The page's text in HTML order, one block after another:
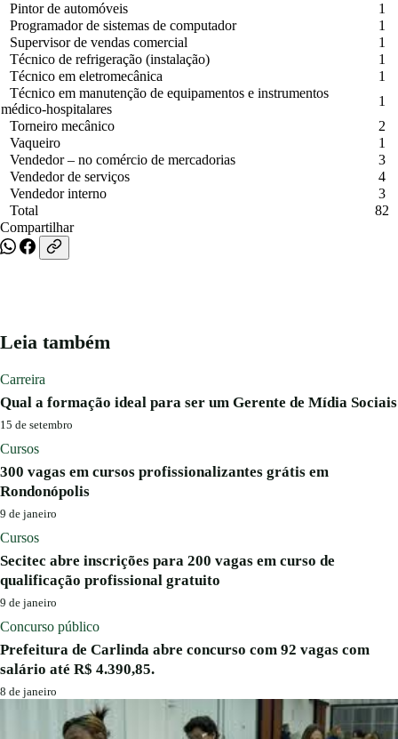
Pintor de automóveis
1
Programador de sistemas de computador
1
Supervisor de vendas comercial
1
Técnico de refrigeração (instalação)
1
Técnico em eletromecânica
1
Técnico em manutenção de equipamentos e instrumentos
médico-hospitalares
1
Torneiro mecânico
2
Vaqueiro
1
Vendedor – no comércio de mercadorias
3
Vendedor de serviços
4
Vendedor interno
3
Total
82
Compartilhar
Leia também
Carreira
Qual a formação ideal para ser um Gerente de Mídia Sociais
15 de setembro
Cursos
300 vagas em cursos profissionalizantes grátis em
Rondonópolis
9 de janeiro
Cursos
Secitec abre inscrições para 200 vagas em curso de
qualificação profissional gratuito
9 de janeiro
Concurso público
Prefeitura de Carlinda abre concurso com 92 vagas com
salário até R$ 4.390,85.
8 de janeiro